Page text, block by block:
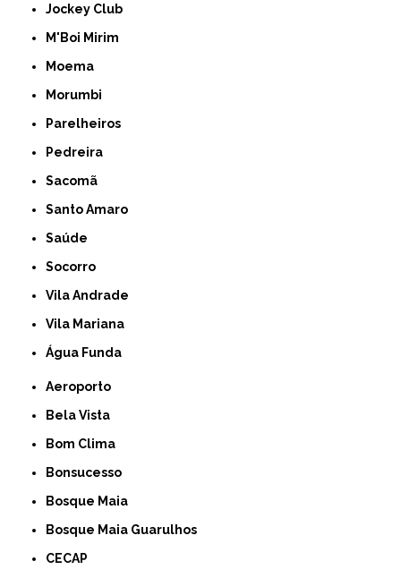
Jockey Club
M'Boi Mirim
Moema
Morumbi
Parelheiros
Pedreira
Sacomã
Santo Amaro
Saúde
Socorro
Vila Andrade
Vila Mariana
Água Funda
Aeroporto
Bela Vista
Bom Clima
Bonsucesso
Bosque Maia
Bosque Maia Guarulhos
CECAP